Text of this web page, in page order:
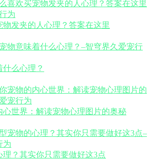
物发夹的人心理？答案在这里
么心理？
心世界：解读宠物心理图片的奥秘
理？其实你只需要做好这3点